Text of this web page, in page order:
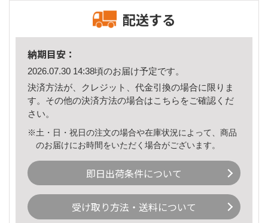
配送する
納期目安：
2026.07.30 14:38頃のお届け予定です。
決済方法が、クレジット、代金引換の場合に限りま
す。その他の決済方法の場合はこちら をご確認くだ
さい。
※土・日・祝日の注文の場合や在庫状況によって、商品
のお届けにお時間をいただく場合がございます。
即日出荷条件について
受け取り方法・送料について